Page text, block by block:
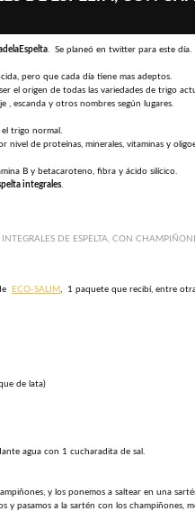
. Se planeó en twitter para este día.
pero que cada día tiene mas adeptos.
el origen de todas las variedades de trigo
, escanda y otros nombres según lugares.
el trigo normal.
nivel de proteínas, minerales, vitaminas y
B y betacaroteno, fibra y ácido silícico.
integrales.
ECO-SALIM, 1 paquete que recibí, entre
de lata)
agua con 1 cucharadita de sal.
y los ponemos a saltear en una
y pasamos a la sartén con los champiñones,